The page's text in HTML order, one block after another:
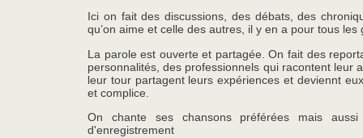
Ici on fait des discussions, des débats, des
qu’on aime et celle des autres, il y en a pour tous les
La parole est ouverte et partagée. On fait des
personnalités, des professionnels qui racontent leur
leur tour partagent leurs expériences et deviennt
et complice.
On chante ses chansons préférées mais
d'enregistrement